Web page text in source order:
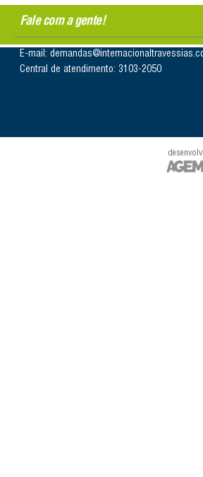
Fale com a gente!
E-mail:
Central de atendimento: 3103-2050